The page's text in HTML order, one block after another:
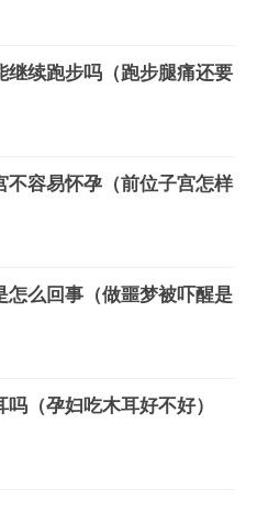
继续跑步吗（跑步腿痛还要
不容易怀孕（前位子宫怎样
怎么回事（做噩梦被吓醒是
（孕妇吃木耳好不好）